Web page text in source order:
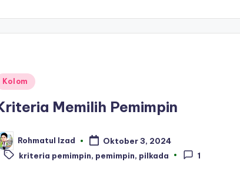
Kolom
Memilih Pemimpin
Rohmatul Izad Oktober 3, 2024
Tags:
kriteria pemimpin, pemimpin, pilkada 1